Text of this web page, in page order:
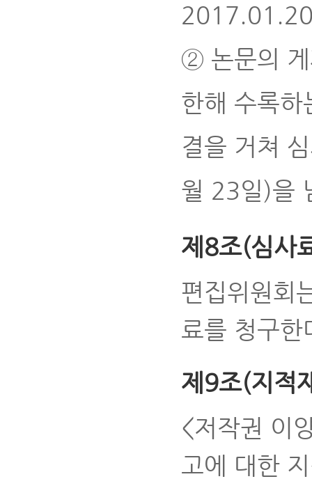
② 논문의 게
한해 수록
결을 거쳐
월 23일)을
제8조(심사
편집위원회
료를 청구
제9조(지적
<저작권 이
고에 대한